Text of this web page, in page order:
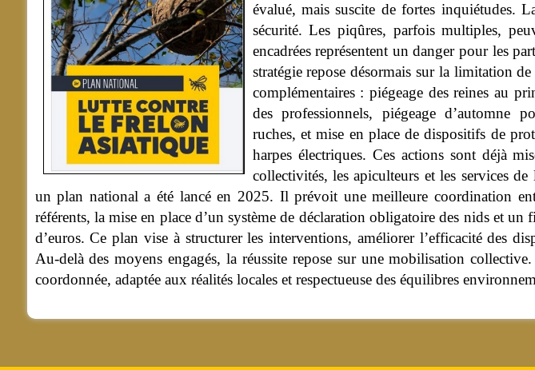
évalué, mais suscite de fortes inquiétudes.
sécurité. Les piqûres, parfois multiples,
encadrées représentent un danger pour les
stratégie repose désormais sur la limitation
complémentaires : piégeage des reines au
des professionnels, piégeage d’automne
ruches, et mise en place de dispositifs de
harpes électriques. Ces actions sont déjà
collectivités, les apiculteurs et les services
un plan national a été lancé en 2025. Il prévoit une meilleure coordination
référents, la mise en place d’un système de déclaration obligatoire des nids et
d’euros. Ce plan vise à structurer les interventions, améliorer l’efficacité des
Au-delà des moyens engagés, la réussite repose sur une mobilisation
coordonnée, adaptée aux réalités locales et respectueuse des équilibres